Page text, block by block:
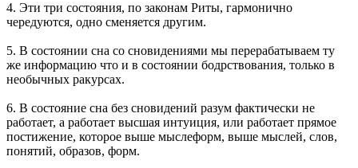
4. Эти три состояния, по законам Риты, гармонично
чередуются, одно сменяется другим.
5. В состоянии сна со сновидениями мы перерабатываем ту
же информацию что и в состоянии бодрствования, только в
необычных ракурсах.
6. В состояние сна без сновидений разум фактически не
работает, а работает высшая интуиция, или работает прямое
постижение, которое выше мыслеформ, выше мыслей, слов,
понятий, образов, форм.